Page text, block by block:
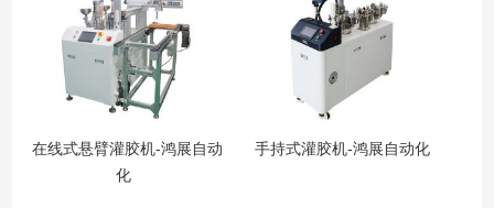
在线式悬臂灌胶机-鸿展自动
化
手持式灌胶机-鸿展自动化